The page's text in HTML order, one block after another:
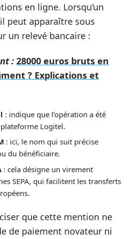
en ligne. Lorsqu’un
peut apparaître sous
un relevé bancaire :
: 28000 euros bruts en
? Explications et
: indique que l’opération a été
Logitel.
: ici, le nom qui suit précise
du bénéficiaire.
: cela désigne un virement
SEPA, qui facilitent les transferts
que cette mention ne
de paiement novateur ni